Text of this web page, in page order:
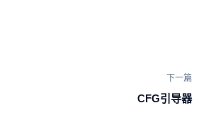
下一篇
CFG引导器